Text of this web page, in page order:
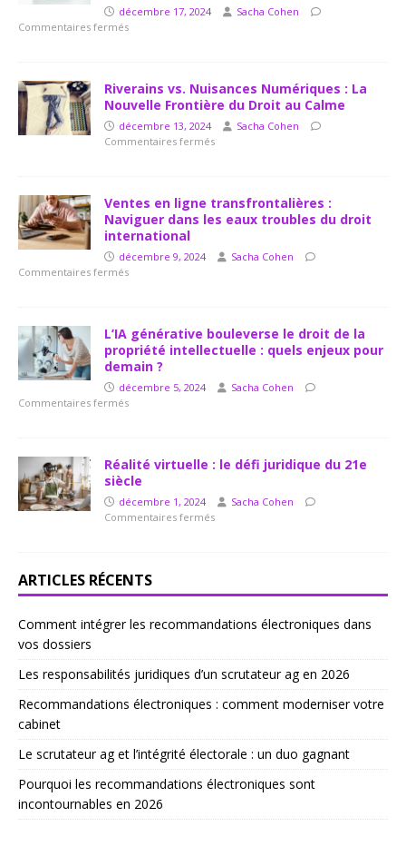
décembre 17, 2024
Sacha Cohen
Commentaires fermés
Riverains vs. Nuisances Numériques : La
Nouvelle Frontière du Droit au Calme
décembre 13, 2024
Sacha Cohen
Commentaires fermés
Ventes en ligne transfrontalières :
Naviguer dans les eaux troubles du droit
international
décembre 9, 2024
Sacha Cohen
Commentaires fermés
L’IA générative bouleverse le droit de la
propriété intellectuelle : quels enjeux pour
demain ?
décembre 5, 2024
Sacha Cohen
Commentaires fermés
Réalité virtuelle : le défi juridique du 21e
siècle
décembre 1, 2024
Sacha Cohen
Commentaires fermés
ARTICLES RÉCENTS
Comment intégrer les recommandations électroniques dans
vos dossiers
Les responsabilités juridiques d’un scrutateur ag en 2026
Recommandations électroniques : comment moderniser votre
cabinet
Le scrutateur ag et l’intégrité électorale : un duo gagnant
Pourquoi les recommandations électroniques sont
incontournables en 2026